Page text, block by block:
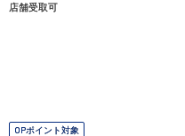
店舗受取可
OPポイント対象